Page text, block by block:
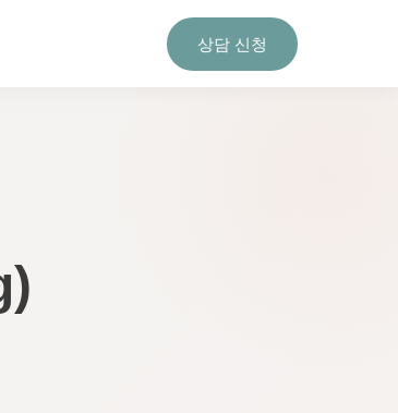
상담 신청